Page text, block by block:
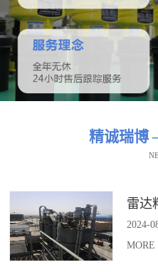
精诚瑞博
2024-
MORE